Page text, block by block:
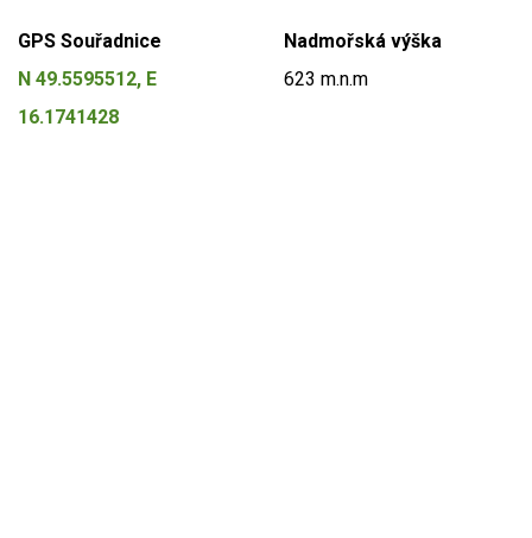
GPS Souřadnice
N 49.5595512, E
16.1741428
Nadmořská výška
623 m.n.m